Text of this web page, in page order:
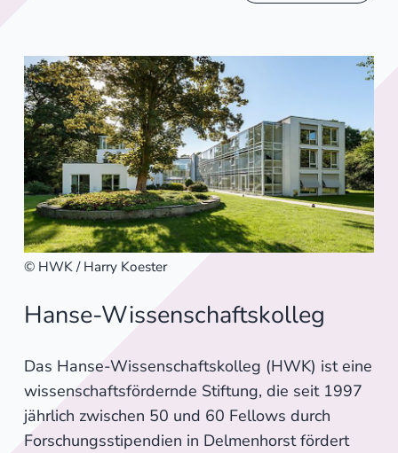
© HWK / Harry Koester
Hanse-Wissenschaftskolleg
Das Hanse-Wissenschaftskolleg (HWK) ist eine
wissenschaftsfördernde Stiftung, die seit 1997
jährlich zwischen 50 und 60 Fellows durch
Forschungsstipendien in Delmenhorst fördert